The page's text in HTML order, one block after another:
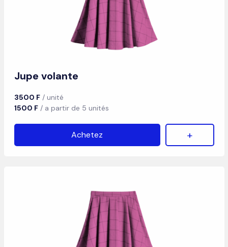
Jupe volante
3500 F/ unité
1500 F/ a partir de 5 unités
Achetez +